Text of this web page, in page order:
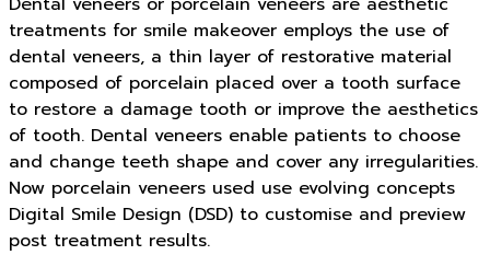
treatments for smile makeover employs the use of
dental veneers, a thin layer of restorative material
composed of porcelain placed over a tooth surface
to restore a damage tooth or improve the aesthetics
of tooth. Dental veneers enable patients to choose
and change teeth shape and cover any irregularities.
Now porcelain veneers used use evolving concepts
Digital Smile Design (DSD) to customise and preview
post treatment results.